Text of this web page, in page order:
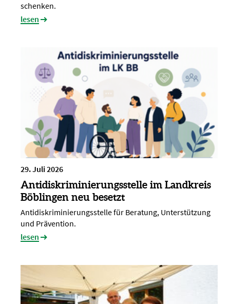
schenken.
lesen
29. Juli 2026
Antidiskriminierungsstelle im Landkreis
Böblingen neu besetzt
Antidiskriminierungsstelle für Beratung, Unterstützung
und Prävention.
lesen